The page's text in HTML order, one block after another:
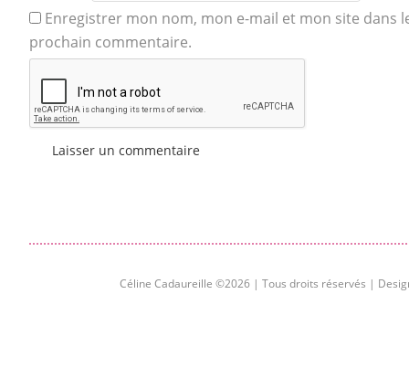
Enregistrer mon nom, mon e-mail et mon site dans
prochain commentaire.
Céline Cadaureille ©2026 | Tous droits réservés |